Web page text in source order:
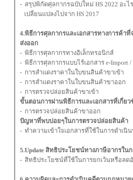
- สรุปพิกัดศุลกากรฉบับใหม่ HS 2022 อะไ
เปลี่ยนแปลงไปจาก HS 2017
4.พิธีการศุลกากรและเอกสารทางการค้าที่
ส่งออก
- พิธีการศุลกากรทางอิเล็กทรอนิกส์
- พิธีการศุลกากรแบบไร้เอกสาร e-Import /
- การสำแดงราคาในใบขนสินค้าขาเข้า
- การสำแดงราคาในใบขนสินค้าขาออก
- การตรวจปล่อยสินค้าขาเข้า
ขั้นตอนการผ่านพิธีการและเอกสารที่เกี่ยว
- การตรวจปล่อยสินค้าขาออก
ปัญหาที่พบบ่อยๆในการตรวจปล่อยสินค้า
- ทำความเข้าใจเอกสารที่ใช้ในการดำเนิ
5.Update สิทธิประโยชน์ทางภาษีอากรใน
- สิทธิประโยชน์ที่ใช้ในการยกเว้นหรือลด